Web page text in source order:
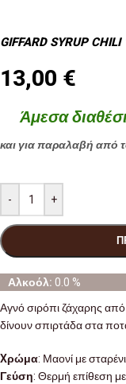
GIFFARD SYRUP
13,00 €
Άμεσα
και για παραλαβή από
- +
Αλκοόλ: 0.0 %
Αγνό σιρόπι ζάχαρης
δίνουν σπιρτάδα στα
Xρώμα: Μαονί με
Γεύση: Θερμή επίθεση